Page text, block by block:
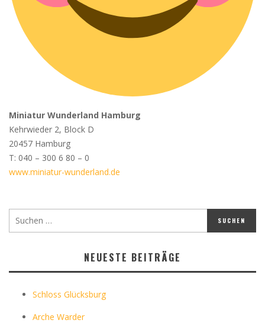
Miniatur Wunderland Hamburg
Kehrwieder 2, Block D
20457 Hamburg
T: 040 – 300 6 80 – 0
www.miniatur-wunderland.de
NEUESTE BEITRÄGE
Schloss Glücksburg
Arche Warder